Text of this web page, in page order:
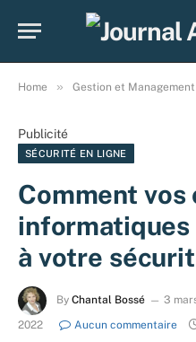
Home » Gestion et Management
Publicité
SÉCURITÉ EN LIGNE
Comment
informatiques
à votre
By Chantal Bossé 3
2022
Aucun commentaire